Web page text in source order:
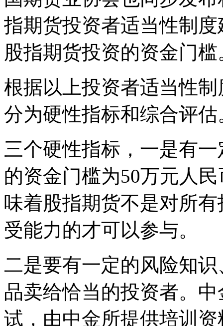
指期货投资者适当性制
股指期货投资的资金门槛
根据以上投资者适当性
分为硬性指标和综合评估
三个硬性指标，一是有
的资金门槛为50万元人
味着股指期货不是对所
受能力的才可以参与。
二是要有一定的风险知
品卖给恰当的投资者。
试，由中金所提供培训